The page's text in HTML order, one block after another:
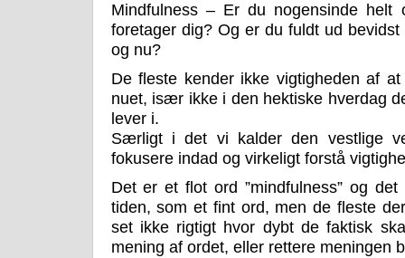
Mindfulness – Er du nogensinde
foretager dig? Og er du fuldt ud
og nu?
De fleste kender ikke vigtigheden af
nuet, især ikke i den hektiske hverdag
lever i.
Særligt i det vi kalder den vestlige
fokusere indad og virkeligt forstå
Det er et flot ord ”mindfulness” og
tiden, som et fint ord, men de fleste
set ikke rigtigt hvor dybt de faktisk
mening af ordet, eller rettere meningen